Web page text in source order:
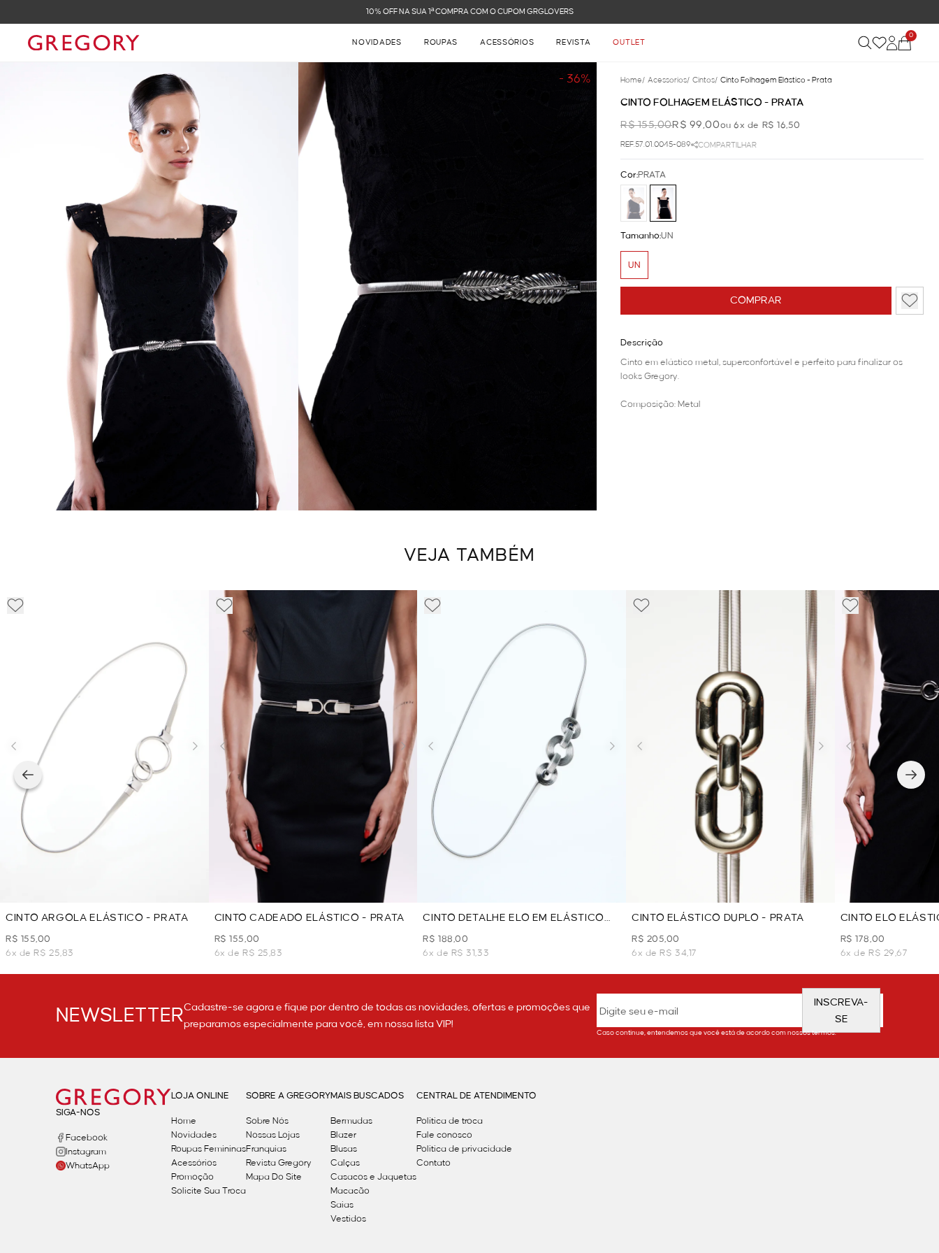
NOVIDADES ROUPAS ACESSÓRIOS REVISTA OUTLET
0
- 36% Home/ Acessorios/ Cintos/ Cinto Folhagem Elástico - Prata
CINTO FOLHAGEM ELÁSTICO - PRATA
R$ 155,00R$ 99,00ou 6x de R$ 16,50
REF.57.01.0045-089 COMPARTILHAR
COMPRAR
Cor:PRATA
Tamanho:UN
UN
Descrição
Cinto em elástico metal, superconfortável e perfeito para finalizar os
looks Gregory.
Composição: Metal
VEJA TAMBÉM
CINTO ARGOLA ELÁSTICO - PRATA
R$ 155,00
6x de R$ 25,83
CINTO CADEADO ELÁSTICO - PRATA
R$ 155,00
6x de R$ 25,83
CINTO DETALHE ELO EM ELÁSTICO
METAL - PRATA
R$ 188,00
6x de R$ 31,33
CINTO ELÁSTICO DUPLO - PRATA
R$ 205,00
6x de R$ 34,17
CINTO ELO
R$ 178,00
6x de R$ 29,67
NEWSLETTERCadastre-se agora e fique por dentro de todas as novidades, ofertas e promoções que
preparamos especialmente para você, em nossa lista VIP!
INSCREVA-
SE
Caso continue, entendemos que você está de acordo com nossos termos.
SIGA-NOS
Facebook
Instagram
WhatsApp
LOJA ONLINE
Home
Novidades
Roupas Femininas
Acessórios
Promoção
Solicite Sua Troca
SOBRE A GREGORY
Sobre Nós
Nossas Lojas
Franquias
Revista Gregory
Mapa Do Site
MAIS BUSCADOS
Bermudas
Blazer
Blusas
Calças
Casacos e Jaquetas
Macacão
Saias
Vestidos
CENTRAL DE ATENDIMENTO
Política de troca
Fale conosco
Politica de privacidade
Contato